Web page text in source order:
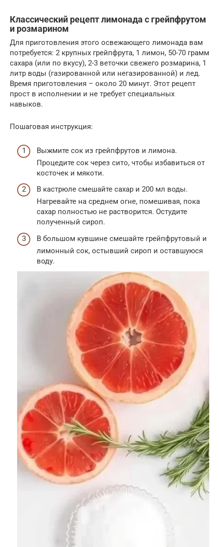
Классический рецепт лимонада с грейпфрутом
и розмарином
Для приготовления этого освежающего лимонада вам
потребуется: 2 крупных грейпфрута, 1 лимон, 50-70 грамм
сахара (или по вкусу), 2-3 веточки свежего розмарина, 1
литр воды (газированной или негазированной) и лед.
Время приготовления – около 20 минут. Этот рецепт
прост в исполнении и не требует специальных
навыков.
Пошаговая инструкция:
Выжмите сок из грейпфрутов и лимона.
Процедите сок через сито, чтобы избавиться от
косточек и мякоти.
В кастрюле смешайте сахар и 200 мл воды.
Нагревайте на среднем огне, помешивая, пока
сахар полностью не растворится. Остудите
полученный сироп.
В большом кувшине смешайте грейпфрутовый и
лимонный сок, остывший сироп и оставшуюся
воду.